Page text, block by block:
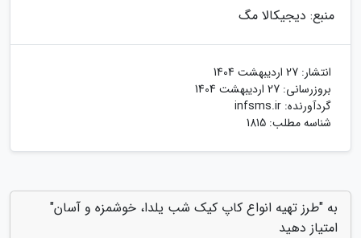
منبع: دیجیکالا مگ
انتشار: 27 اردیبهشت 1404
بروزرسانی: 27 اردیبهشت 1404
گردآورنده: infsms.ir
شناسه مطلب: 1815
به "طرز تهیه انواع کاپ کیک شب یلدا، خوشمزه و آسان"
امتیاز دهید